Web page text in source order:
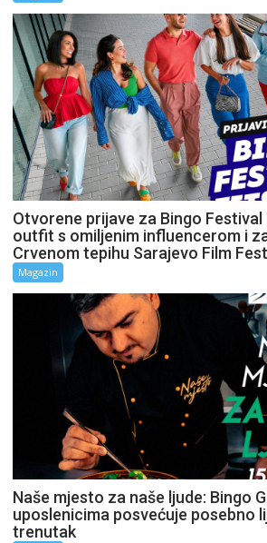
Otvorene prijave za Bingo
outfit s omiljenim influencerom i
Crvenom tepihu Sarajevo Film
Magazin
Naše mjesto za naše ljude: Bingo
uposlenicima posvećuje posebno
trenutak